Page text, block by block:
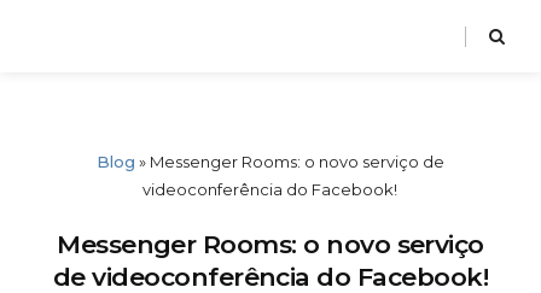
Blog » Messenger Rooms: o novo serviço de
videoconferência do Facebook!
Messenger Rooms: o novo serviço
de videoconferência do Facebook!